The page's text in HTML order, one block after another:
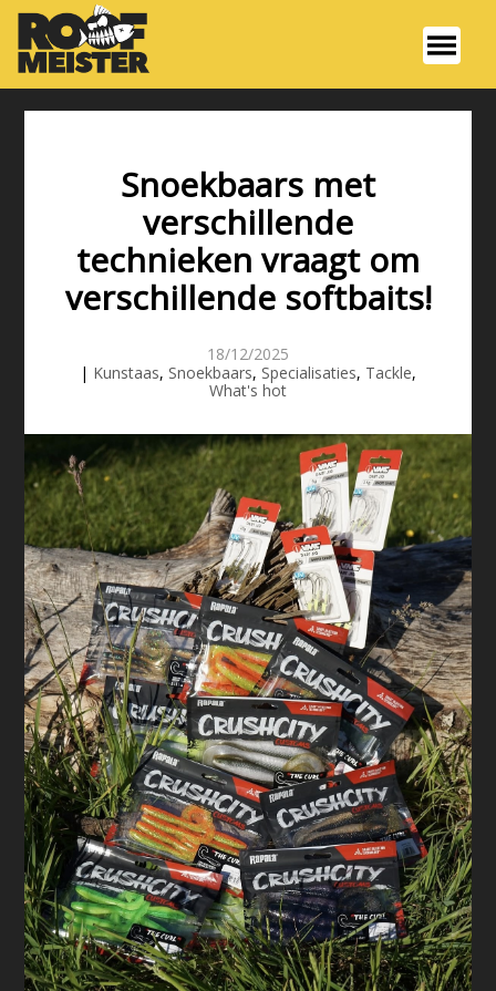
Snoekbaars met
verschillende
technieken vraagt om
verschillende softbaits!
18/12/2025
| Kunstaas, Snoekbaars, Specialisaties, Tackle,
What's hot